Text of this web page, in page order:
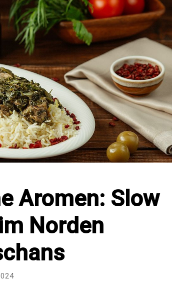
Aromen: Slow
Norden